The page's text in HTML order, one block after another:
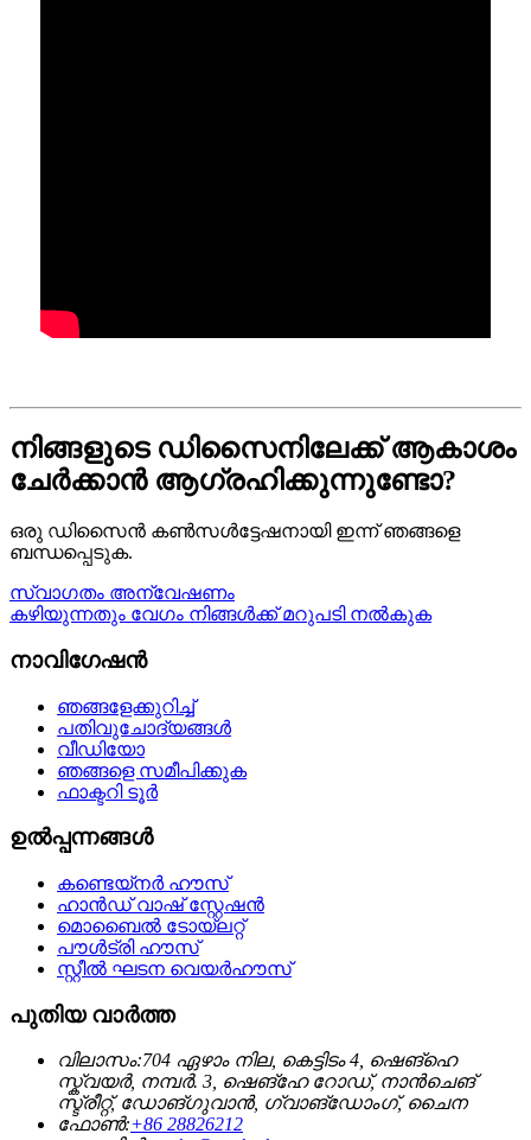
നിങ്ങളുടെ ഡിസൈനിലേക്ക് ആകാശം
ചേർക്കാൻ ആഗ്രഹിക്കുന്നുണ്ടോ?
ഒരു ഡിസൈൻ കൺസൾട്ടേഷനായി ഇന്ന് ഞങ്ങളെ
ബന്ധപ്പെടുക.
സ്വാഗതം അന്വേഷണം
കഴിയുന്നതും വേഗം നിങ്ങൾക്ക് മറുപടി നൽകുക
നാവിഗേഷൻ
ഞങ്ങളേക്കുറിച്ച്
പതിവുചോദ്യങ്ങൾ
വീഡിയോ
ഞങ്ങളെ സമീപിക്കുക
ഫാക്ടറി ടൂർ
ഉൽപ്പന്നങ്ങൾ
കണ്ടെയ്നർ ഹൗസ്
ഹാൻഡ് വാഷ് സ്റ്റേഷൻ
മൊബൈൽ ടോയ്‌ലറ്റ്
പൗൾട്രി ഹൗസ്
സ്റ്റീൽ ഘടന വെയർഹൗസ്
പുതിയ വാർത്ത
വിലാസം:704 ഏഴാം നില, കെട്ടിടം 4, ഷെങ്ഹെ
സ്ക്വയർ, നമ്പർ. 3, ഷെങ്ഹേ റോഡ്, നാൻചെങ്
സ്ട്രീറ്റ്, ഡോങ്ഗുവാൻ, ഗ്വാങ്‌ഡോംഗ്, ചൈന
ഫോൺ:+86 28826212